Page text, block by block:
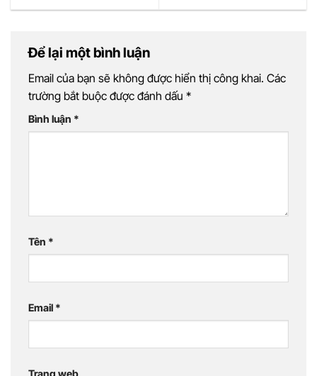
Để lại một bình luận
Email của bạn sẽ không được hiển thị công khai. Các
trường bắt buộc được đánh dấu *
Bình luận *
Tên *
Email *
Trang web